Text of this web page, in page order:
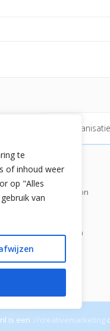
te
of inhoud weer
op "Alles
van
in
aan
Sunweb
Corendon
D-reizen
is een ://creativemarketing